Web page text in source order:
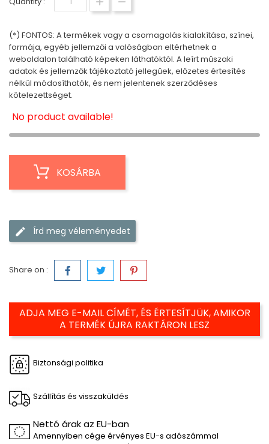
(*) FONTOS: A termékek vagy a csomagolás kialakítása, színei,
formája, egyéb jellemzői a valóságban eltérhetnek a
weboldalon található képeken láthatóktól. A leírt műszaki
adatok és jellemzők tájékoztató jellegűek, előzetes értesítés
nélkül módosíthatók, és nem jelentenek szerződéses
kötelezettséget.
No product available!
KOSÁRBA
Írd meg véleményedet
Share on :
ADJA MEG E-MAIL CÍMÉT, ÉS ÉRTESÍTJÜK, AMIKOR
A TERMÉK ÚJRA RAKTÁRON LESZ
Biztonsági politika
Szállítás és visszaküldés
Nettó árak az EU-ban
Amennyiben cége érvényes EU-s adószámmal